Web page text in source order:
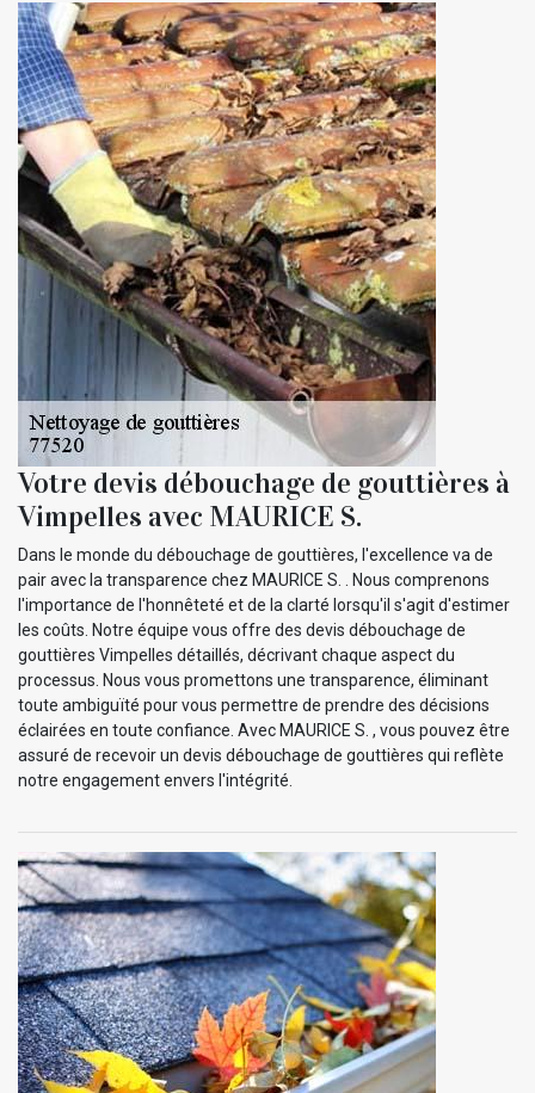
Votre devis débouchage de gouttières à
Vimpelles avec MAURICE S.
Dans le monde du débouchage de gouttières, l'excellence va de
pair avec la transparence chez MAURICE S. . Nous comprenons
l'importance de l'honnêteté et de la clarté lorsqu'il s'agit d'estimer
les coûts. Notre équipe vous offre des devis débouchage de
gouttières Vimpelles détaillés, décrivant chaque aspect du
processus. Nous vous promettons une transparence, éliminant
toute ambiguïté pour vous permettre de prendre des décisions
éclairées en toute confiance. Avec MAURICE S. , vous pouvez être
assuré de recevoir un devis débouchage de gouttières qui reflète
notre engagement envers l'intégrité.